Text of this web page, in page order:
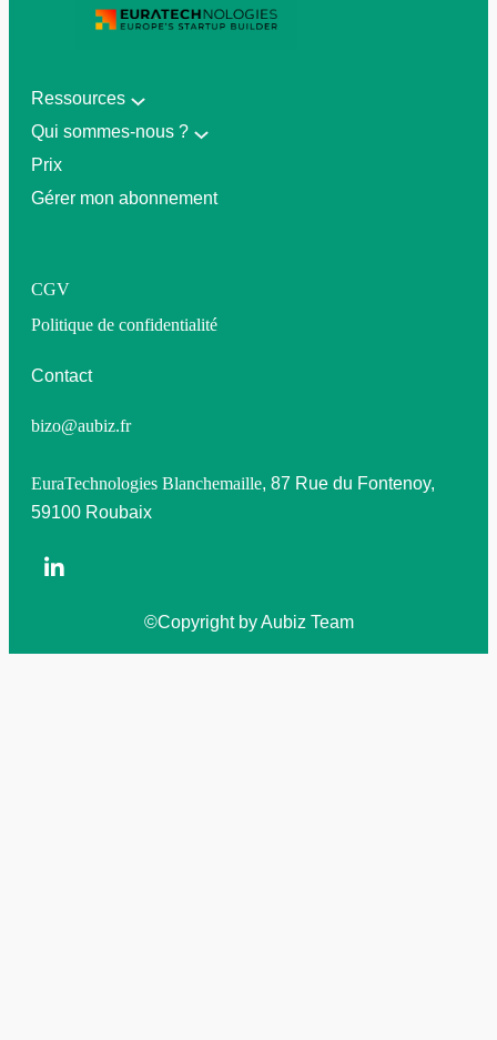
Ressources
Qui sommes-nous ?
Prix
Gérer mon abonnement
CGV
Politique de confidentialité
Contact
bizo@aubiz.fr
EuraTechnologies Blanchemaille, 87 Rue du Fontenoy,
59100 Roubaix
©Copyright by Aubiz Team